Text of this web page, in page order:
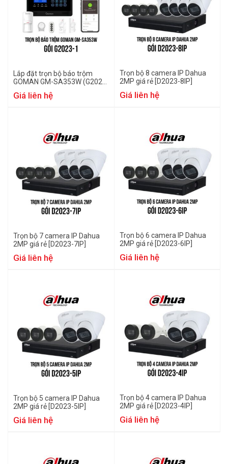
Lắp đặt trọn bộ báo trộm
GOMAN GM-SA353W (G2023-
Giá liên hệ
Trọn bộ 8 camera IP Dahua
2MP giá rẻ [D2023-8IP]
Giá liên hệ
Trọn bộ 7 camera IP Dahua
2MP giá rẻ [D2023-7IP]
Giá liên hệ
Trọn bộ 6 camera IP Dahua
2MP giá rẻ [D2023-6IP]
Giá liên hệ
Trọn bộ 5 camera IP Dahua
2MP giá rẻ [D2023-5IP]
Giá liên hệ
Trọn bộ 4 camera IP Dahua
2MP giá rẻ [D2023-4IP]
Giá liên hệ